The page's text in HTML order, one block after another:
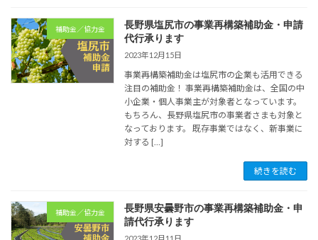
補助金／協力金
長野県塩尻市の事業再構築補助金・申請
代行承ります
2023年12月15日
事業再構築補助金は塩尻市の企業も活用できる
注目の補助金！ 事業再構築補助金は、全国の中
小企業・個人事業主が対象者となっています。
もちろん、長野県塩尻市の事業者さまも対象と
なっております。 既存事業ではなく、新事業に
対する […]
続きを読む
補助金／協力金
長野県安曇野市の事業再構築補助金・申
請代行承ります
2023年12月11日